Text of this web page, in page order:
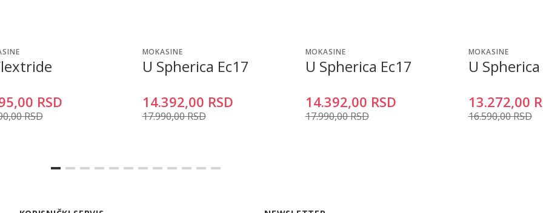
RSD
RSD
MOKASINE
U Spherica Ec17
14.392,00 RSD
17.990,00RSD
MOKASINE
U Spherica Ec17
14.392,00 RSD
17.990,00RSD
MOKASINE
U
13.272,00
16.590,00RSD